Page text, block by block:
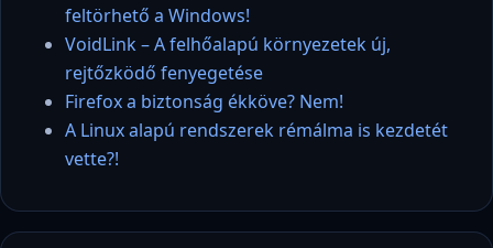
feltörhető a Windows!
VoidLink – A felhőalapú környezetek új,
rejtőzködő fenyegetése
Firefox a biztonság ékköve? Nem!
A Linux alapú rendszerek rémálma is kezdetét
vette?!